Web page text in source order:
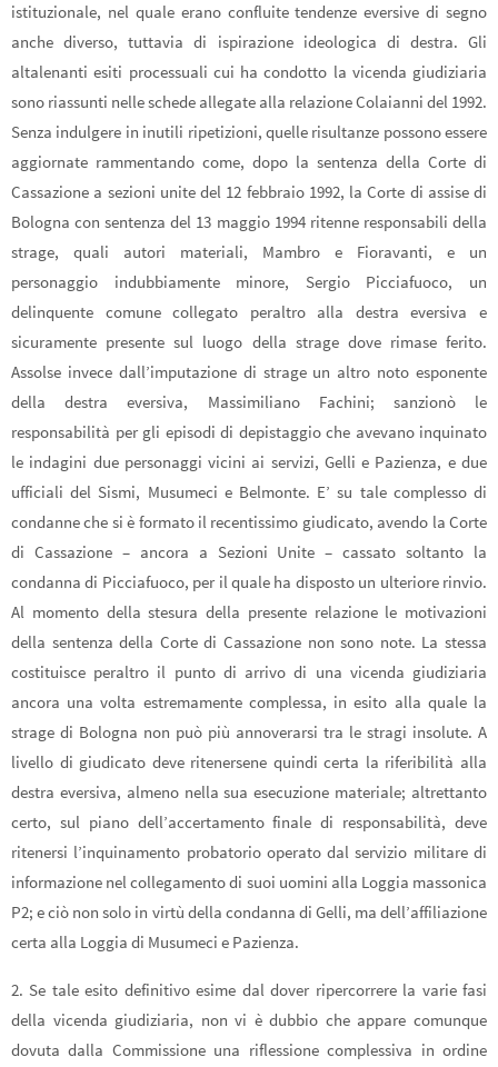
istituzionale, nel quale erano confluite tendenze eversive di segno
anche diverso, tuttavia di ispirazione ideologica di destra. Gli
altalenanti esiti processuali cui ha condotto la vicenda giudiziaria
sono riassunti nelle schede allegate alla relazione Colaianni del 1992.
Senza indulgere in inutili ripetizioni, quelle risultanze possono essere
aggiornate rammentando come, dopo la sentenza della Corte di
Cassazione a sezioni unite del 12 febbraio 1992, la Corte di assise di
Bologna con sentenza del 13 maggio 1994 ritenne responsabili della
strage, quali autori materiali, Mambro e Fioravanti, e un
personaggio indubbiamente minore, Sergio Picciafuoco, un
delinquente comune collegato peraltro alla destra eversiva e
sicuramente presente sul luogo della strage dove rimase ferito.
Assolse invece dall’imputazione di strage un altro noto esponente
della destra eversiva, Massimiliano Fachini; sanzionò le
responsabilità per gli episodi di depistaggio che avevano inquinato
le indagini due personaggi vicini ai servizi, Gelli e Pazienza, e due
ufficiali del Sismi, Musumeci e Belmonte. E’ su tale complesso di
condanne che si è formato il recentissimo giudicato, avendo la Corte
di Cassazione – ancora a Sezioni Unite – cassato soltanto la
condanna di Picciafuoco, per il quale ha disposto un ulteriore rinvio.
Al momento della stesura della presente relazione le motivazioni
della sentenza della Corte di Cassazione non sono note. La stessa
costituisce peraltro il punto di arrivo di una vicenda giudiziaria
ancora una volta estremamente complessa, in esito alla quale la
strage di Bologna non può più annoverarsi tra le stragi insolute. A
livello di giudicato deve ritenersene quindi certa la riferibilità alla
destra eversiva, almeno nella sua esecuzione materiale; altrettanto
certo, sul piano dell’accertamento finale di responsabilità, deve
ritenersi l’inquinamento probatorio operato dal servizio militare di
informazione nel collegamento di suoi uomini alla Loggia massonica
P2; e ciò non solo in virtù della condanna di Gelli, ma dell’affiliazione
certa alla Loggia di Musumeci e Pazienza.
2. Se tale esito definitivo esime dal dover ripercorrere la varie fasi
della vicenda giudiziaria, non vi è dubbio che appare comunque
dovuta dalla Commissione una riflessione complessiva in ordine